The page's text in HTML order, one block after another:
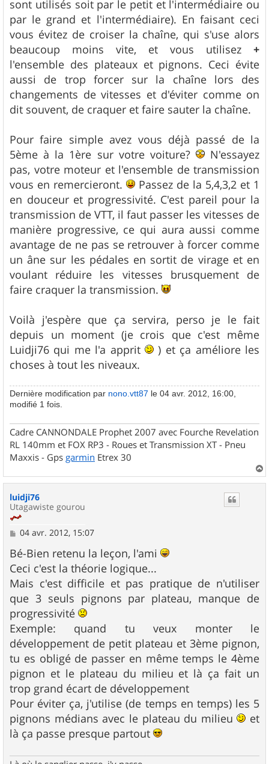
sont utilisés soit par le petit et l'intermédiaire ou
par le grand et l'intermédiaire). En faisant ceci
vous évitez de croiser la chaîne, qui s'use alors
beaucoup moins vite, et vous utilisez +
l'ensemble des plateaux et pignons. Ceci évite
aussi de trop forcer sur la chaîne lors des
changements de vitesses et d'éviter comme on
dit souvent, de craquer et faire sauter la chaîne.
Pour faire simple avez vous déjà passé de la
5ème à la 1ère sur votre voiture?
N'essayez
pas, votre moteur et l'ensemble de transmission
vous en remercieront.
Passez de la 5,4,3,2 et 1
en douceur et progressivité. C'est pareil pour la
transmission de VTT, il faut passer les vitesses de
manière progressive, ce qui aura aussi comme
avantage de ne pas se retrouver à forcer comme
un âne sur les pédales en sortit de virage et en
voulant réduire les vitesses brusquement de
faire craquer la transmission.
Voilà j'espère que ça servira, perso je le fait
depuis un moment (je crois que c'est même
Luidji76 qui me l'a apprit
) et ça améliore les
choses à tout les niveaux.
Dernière modification par nono.vtt87 le 04 avr. 2012, 16:00,
modifié 1 fois.
Cadre CANNONDALE Prophet 2007 avec Fourche Revelation
RL 140mm et FOX RP3 - Roues et Transmission XT - Pneu
Maxxis - Gps garmin Etrex 30
a
luidji76
Utagawiste gourou
M
s
s
a
g
e
04 avr. 2012, 15:07
Bé-Bien retenu la leçon, l'ami
Ceci c'est la théorie logique...
Mais c'est difficile et pas pratique de n'utiliser
que 3 seuls pignons par plateau, manque de
progressivité
Exemple: quand tu veux monter le
développement de petit plateau et 3ème pignon,
tu es obligé de passer en même temps le 4ème
pignon et le plateau du milieu et là ça fait un
trop grand écart de développement
Pour éviter ça, j'utilise (de temps en temps) les 5
pignons médians avec le plateau du milieu
et
là ça passe presque partout